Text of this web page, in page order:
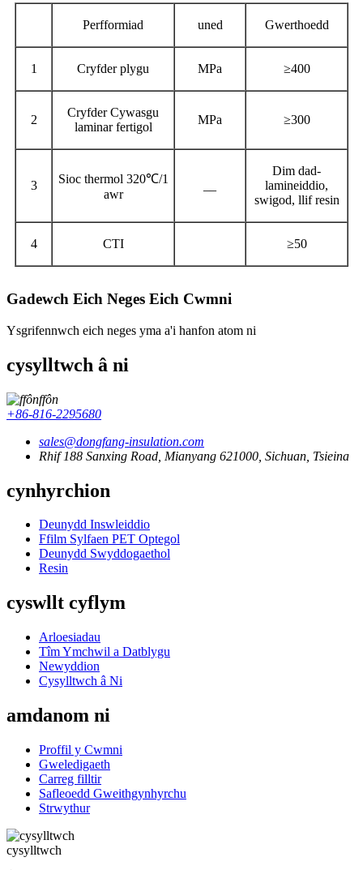
Perfformiad uned Gwerthoedd
1 Cryfder plygu MPa ≥400
2
Cryfder Cywasgu
laminar fertigol
MPa ≥300
3
Sioc thermol 320℃/1
awr
Dim dad-
lamineiddio,
swigod, llif resin
4 CTI ≥50
Gadewch Eich Neges Eich Cwmni
Ysgrifennwch eich neges yma a'i hanfon atom ni
cysylltwch â ni
ffôn
+86-816-2295680
sales@dongfang-insulation.com
Rhif 188 Sanxing Road, Mianyang 621000, Sichuan, Tsieina
cynhyrchion
Deunydd Inswleiddio
Ffilm Sylfaen PET Optegol
Deunydd Swyddogaethol
Resin
cyswllt cyflym
Arloesiadau
Tîm Ymchwil a Datblygu
Newyddion
Cysylltwch â Ni
amdanom ni
Proffil y Cwmni
Gweledigaeth
Carreg filltir
Safleoedd Gweithgynhyrchu
Strwythur
cysylltwch